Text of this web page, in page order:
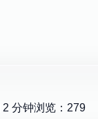
2 分钟浏览： 279